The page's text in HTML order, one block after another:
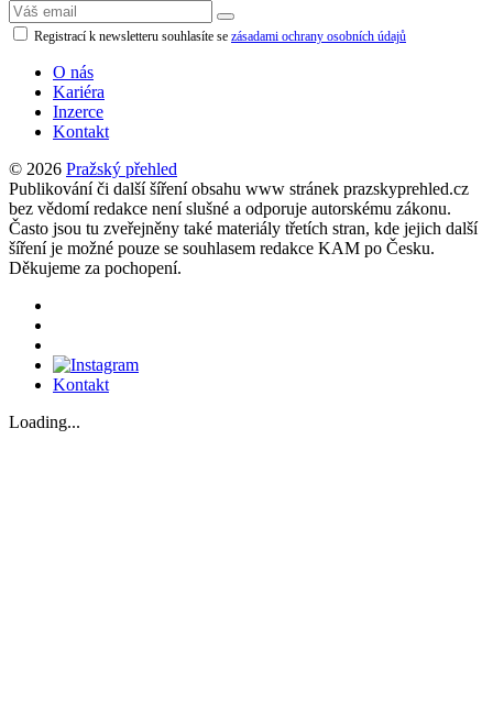
Registrací k newsletteru souhlasíte se zásadami ochrany osobních údajů
O nás
Kariéra
Inzerce
Kontakt
© 2026 Pražský přehled
Publikování či další šíření obsahu www stránek prazskyprehled.cz
bez vědomí redakce není slušné a odporuje autorskému zákonu.
Často jsou tu zveřejněny také materiály třetích stran, kde jejich další
šíření je možné pouze se souhlasem redakce KAM po Česku.
Děkujeme za pochopení.
Kontakt
Loading...